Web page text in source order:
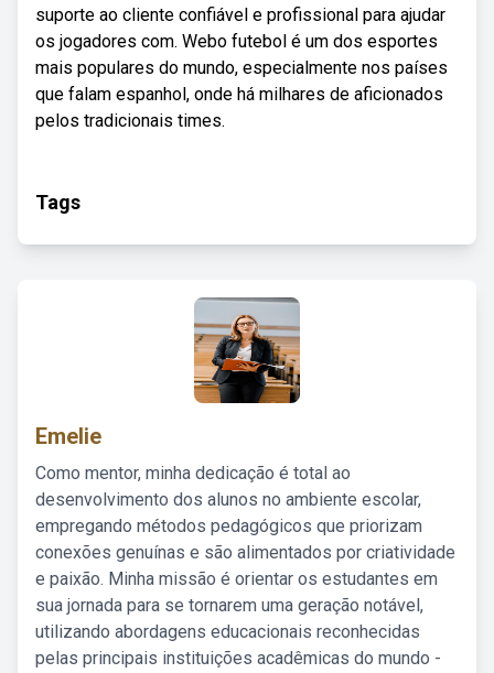
suporte ao cliente confiável e profissional para ajudar
os jogadores com. Webo futebol é um dos esportes
mais populares do mundo, especialmente nos países
que falam espanhol, onde há milhares de aficionados
pelos tradicionais times.
Tags
Emelie
Como mentor, minha dedicação é total ao
desenvolvimento dos alunos no ambiente escolar,
empregando métodos pedagógicos que priorizam
conexões genuínas e são alimentados por criatividade
e paixão. Minha missão é orientar os estudantes em
sua jornada para se tornarem uma geração notável,
utilizando abordagens educacionais reconhecidas
pelas principais instituições acadêmicas do mundo -